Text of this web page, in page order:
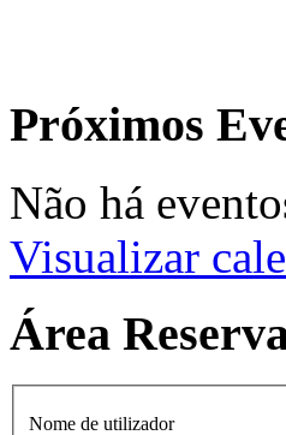
Próximos
Não há
Visualizar
Área
Nome de utilizador